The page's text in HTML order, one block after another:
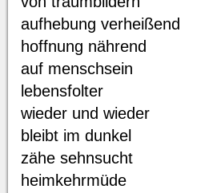
aufhebung verheißend
hoffnung nährend
auf menschsein
lebensfolter
wieder und wieder
bleibt im dunkel
zähe sehnsucht
heimkehrmüde